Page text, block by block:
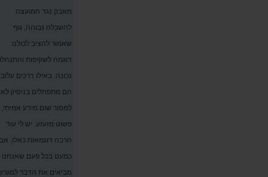
מאבק נגד המועצה
להשכלה גבוהה, גוף
שאמור להציב לכולנו
דוגמה לשקיפות
נכונה. באילו דרכים
הם מתפתלים בניסיון לא
למסור שום מידע אמיתי,
פשוט מזעזע. יש לי עוד
הרבה דוגמאות כאלו,
כמעט בכל פעם שאנחנו
מביאים את הדבר